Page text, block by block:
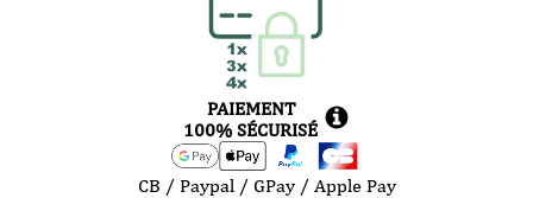
PAIEMENT
100% SÉCURISÉ
CB / Paypal / GPay / Apple Pay